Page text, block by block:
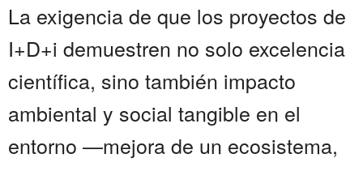
La exigencia de que los proyectos de
I+D+i demuestren no solo excelencia
científica, sino también impacto
ambiental y social tangible en el
entorno —mejora de un ecosistema,